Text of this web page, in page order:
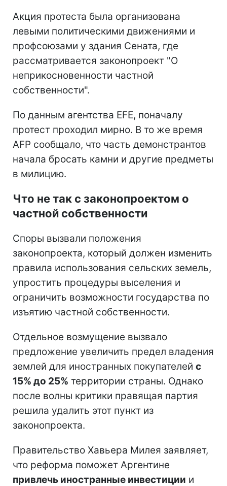
Акция протеста была организована
левыми политическими движениями и
профсоюзами у здания Сената, где
рассматривается законопроект "О
неприкосновенности частной
собственности".
По данным агентства EFE, поначалу
протест проходил мирно. В то же время
AFP сообщало, что часть демонстрантов
начала бросать камни и другие предметы
в милицию.
Что не так с законопроектом о
частной собственности
Споры вызвали положения
законопроекта, который должен изменить
правила использования сельских земель,
упростить процедуры выселения и
ограничить возможности государства по
изъятию частной собственности.
Отдельное возмущение вызвало
предложение увеличить предел владения
землей для иностранных покупателей с
15% до 25% территории страны. Однако
после волны критики правящая партия
решила удалить этот пункт из
законопроекта.
Правительство Хавьера Милея заявляет,
что реформа поможет Аргентине
привлечь иностранные инвестиции и